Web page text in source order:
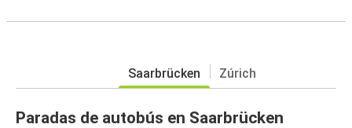
Saarbrücken Zúrich
Paradas de autobús en Saarbrücken